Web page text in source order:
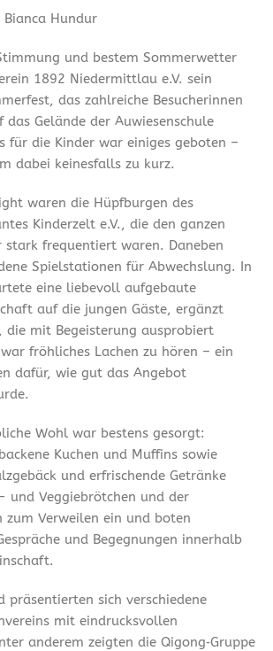
Hundur
und bestem Sommerwetter
1892 Niedermittlau e.V. sein
das zahlreiche Besucherinnen
das Gelände der Auwiesenschule
für die Kinder war einiges geboten –
dabei keinesfalls zu kurz.
waren die Hüpfburgen des
Kinderzelt e.V., die den ganzen
stark frequentiert waren. Daneben
Spielstationen für Abwechslung. In
eine liebevoll aufgebaute
auf die jungen Gäste, ergänzt
die mit Begeisterung ausprobiert
fröhliches Lachen zu hören – ein
dafür, wie gut das Angebot
Wohl war bestens gesorgt:
Kuchen und Muffins sowie
und erfrischende Getränke
und Veggiebrötchen und der
zum Verweilen ein und boten
und Begegnungen innerhalb
präsentierten sich verschiedene
mit eindrucksvollen
anderem zeigten die Qigong‑Gruppe